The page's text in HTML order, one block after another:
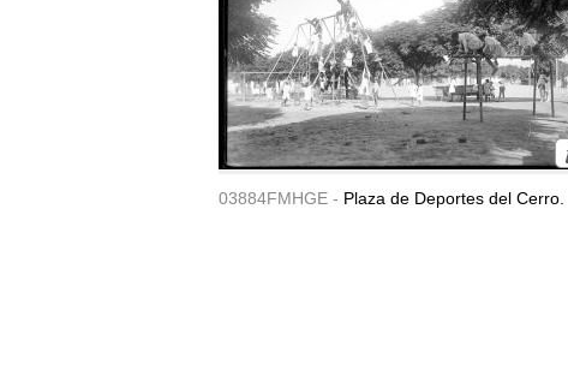
03884FMHGE - Plaza de Deportes del Cerro.